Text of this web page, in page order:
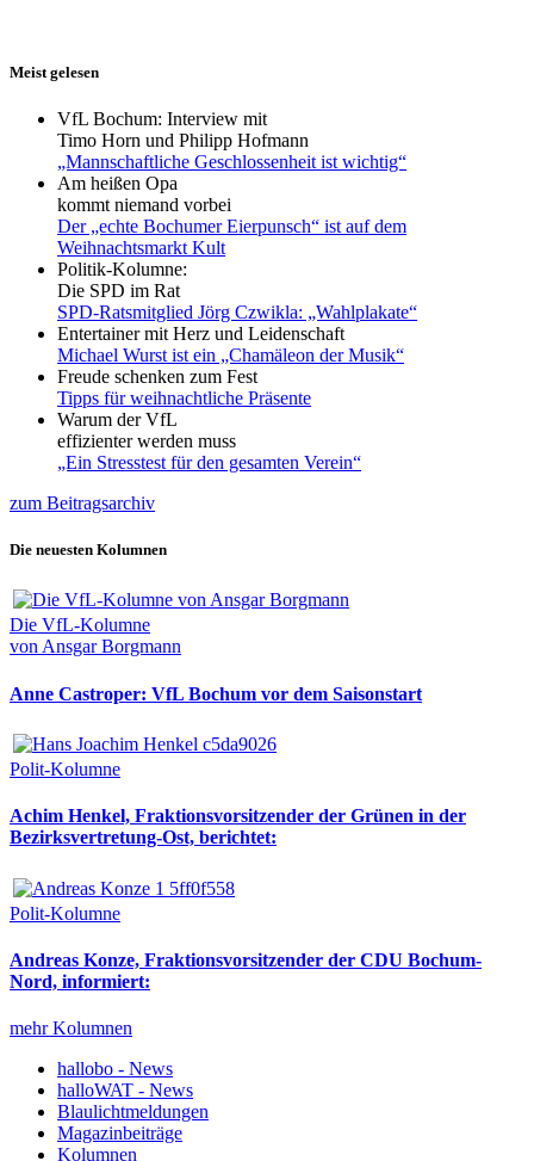
Meist gelesen
VfL Bochum: Interview mit
Timo Horn und Philipp Hofmann
„Mannschaftliche Geschlossenheit ist wichtig“
Am heißen Opa
kommt niemand vorbei
Der „echte Bochumer Eierpunsch“ ist auf dem
Weihnachtsmarkt Kult
Politik-Kolumne:
Die SPD im Rat
SPD-Ratsmitglied Jörg Czwikla: „Wahlplakate“
Entertainer mit Herz und Leidenschaft
Michael Wurst ist ein „Chamäleon der Musik“
Freude schenken zum Fest
Tipps für weihnachtliche Präsente
Warum der VfL
effizienter werden muss
„Ein Stresstest für den gesamten Verein“
zum Beitragsarchiv
Die neuesten Kolumnen
Die VfL-Kolumne
von Ansgar Borgmann
Anne Castroper: VfL Bochum vor dem Saisonstart
Polit-Kolumne
Achim Henkel, Fraktionsvorsitzender der Grünen in der
Bezirksvertretung-Ost, berichtet:
Polit-Kolumne
Andreas Konze, Fraktionsvorsitzender der CDU Bochum-
Nord, informiert:
mehr Kolumnen
hallobo - News
halloWAT - News
Blaulichtmeldungen
Magazinbeiträge
Kolumnen